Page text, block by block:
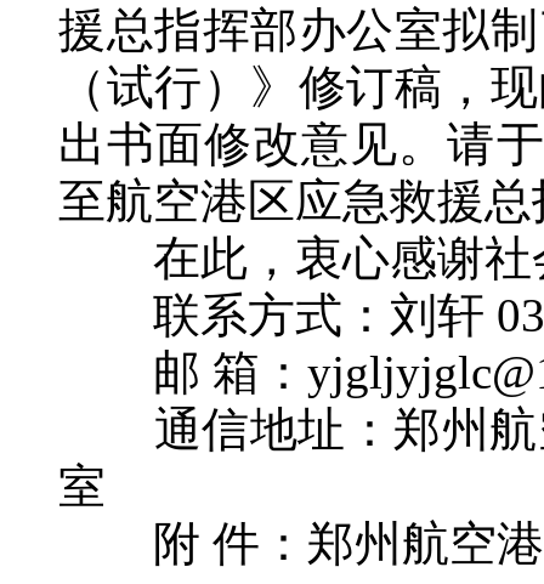
援总指挥部办公室拟
（试行）》修订稿，
出书面修改意见。请
至航空港区应急救援
在此，衷心感谢社
联系方式：刘轩
邮 箱：
通信地址：郑州航
室
附 件： 郑州航空